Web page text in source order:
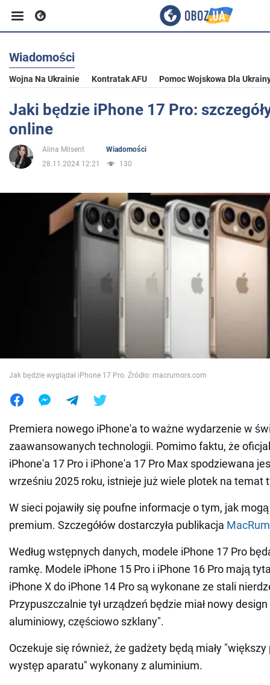
Biznes
Sport
Rozrywka
Wojna na Ukrainie
Jedzenie
Wiadomości
Wojna Na Ukrainie Kontratak AFU Pomoc Wojskowa Dla
Jaki będzie iPhone 17 Pro:
online
Alina Milsent
Wiadomości
28.11.2024 12:21
130
Jak będzie wyglądał iPhone 17 Pro. Źródło: macrumors.com
Premiera nowego iPhone'a to ważne wydarzenie w
zaawansowanych technologii. Pomimo faktu, że
iPhone'a 17 Pro i iPhone'a 17 Pro Max spodziewana
wrześniu 2025 roku, istnieje już wiele plotek na temat
W sieci pojawiły się poufne informacje o tym, jak
premium. Szczegółów dostarczyła publikacja
Według wstępnych danych, modele iPhone 17 Pro
ramkę. Modele iPhone 15 Pro i iPhone 16 Pro mają
iPhone X do iPhone 14 Pro są wykonane ze stali
Przypuszczalnie tył urządzeń będzie miał nowy
aluminiowy, częściowo szklany".
Oczekuje się również, że gadżety będą miały
występ aparatu" wykonany z aluminium.